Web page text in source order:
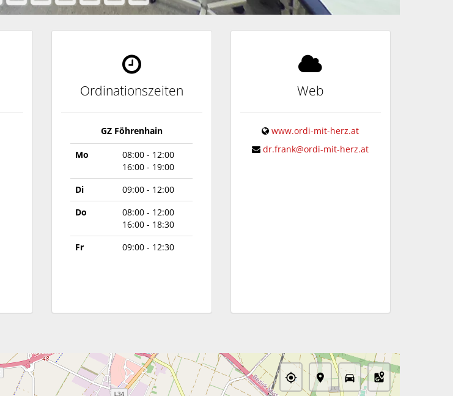
Ordinationszeiten
GZ Föhrenhain
Mo
08:00 - 12:00
16:00 - 19:00
Di
09:00 - 12:00
Do
08:00 - 12:00
16:00 - 18:30
Fr
09:00 - 12:30
Web
www.ordi-mit-herz.at
dr.frank@ordi-mit-herz.at